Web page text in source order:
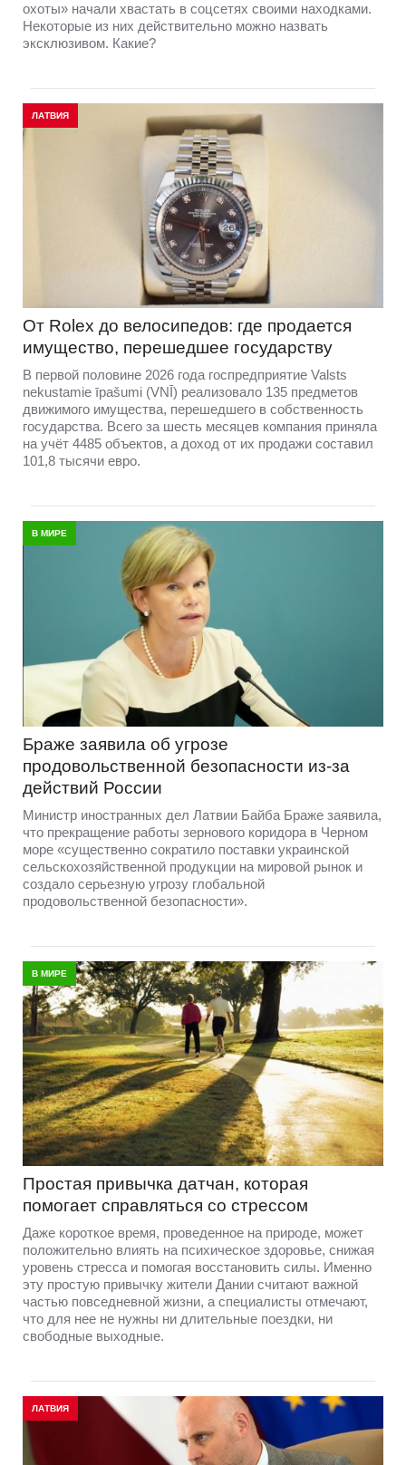
охоты» начали хвастать в соцсетях своими находками.
Некоторые из них действительно можно назвать
эксклюзивом. Какие?
ЛАТВИЯ
От Rolex до велосипедов: где продается
имущество, перешедшее государству
В первой половине 2026 года госпредприятие Valsts
nekustamie īpašumi (VNĪ) реализовало 135 предметов
движимого имущества, перешедшего в собственность
государства. Всего за шесть месяцев компания приняла
на учёт 4485 объектов, а доход от их продажи составил
101,8 тысячи евро.
В МИРЕ
Браже заявила об угрозе
продовольственной безопасности из-за
действий России
Министр иностранных дел Латвии Байба Браже заявила,
что прекращение работы зернового коридора в Черном
море «существенно сократило поставки украинской
сельскохозяйственной продукции на мировой рынок и
создало серьезную угрозу глобальной
продовольственной безопасности».
В МИРЕ
Простая привычка датчан, которая
помогает справляться со стрессом
Даже короткое время, проведенное на природе, может
положительно влиять на психическое здоровье, снижая
уровень стресса и помогая восстановить силы. Именно
эту простую привычку жители Дании считают важной
частью повседневной жизни, а специалисты отмечают,
что для нее не нужны ни длительные поездки, ни
свободные выходные.
ЛАТВИЯ